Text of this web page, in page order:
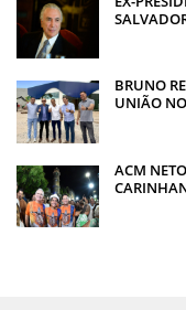
BRUNO
UNIÃO
ACM